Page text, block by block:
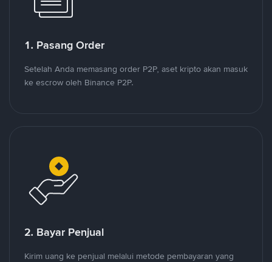
1. Pasang Order
Setelah Anda memasang order P2P, aset kripto akan masuk
ke escrow oleh Binance P2P.
2. Bayar Penjual
Kirim uang ke penjual melalui metode pembayaran yang